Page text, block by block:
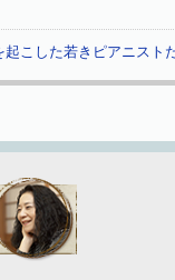
こした若きピアニスト